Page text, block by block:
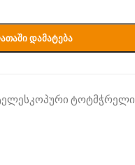
Დამატება
ტოტმჭრელი